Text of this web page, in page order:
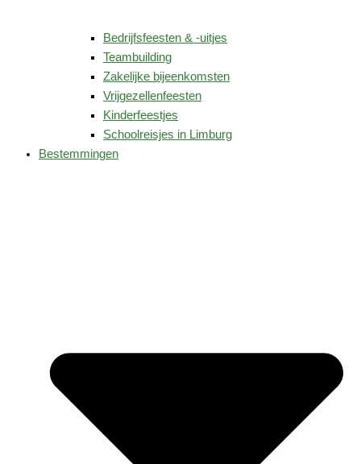
Bedrijfsfeesten & -uitjes
Teambuilding
Zakelijke bijeenkomsten
Vrijgezellenfeesten
Kinderfeestjes
Schoolreisjes in Limburg
Bestemmingen